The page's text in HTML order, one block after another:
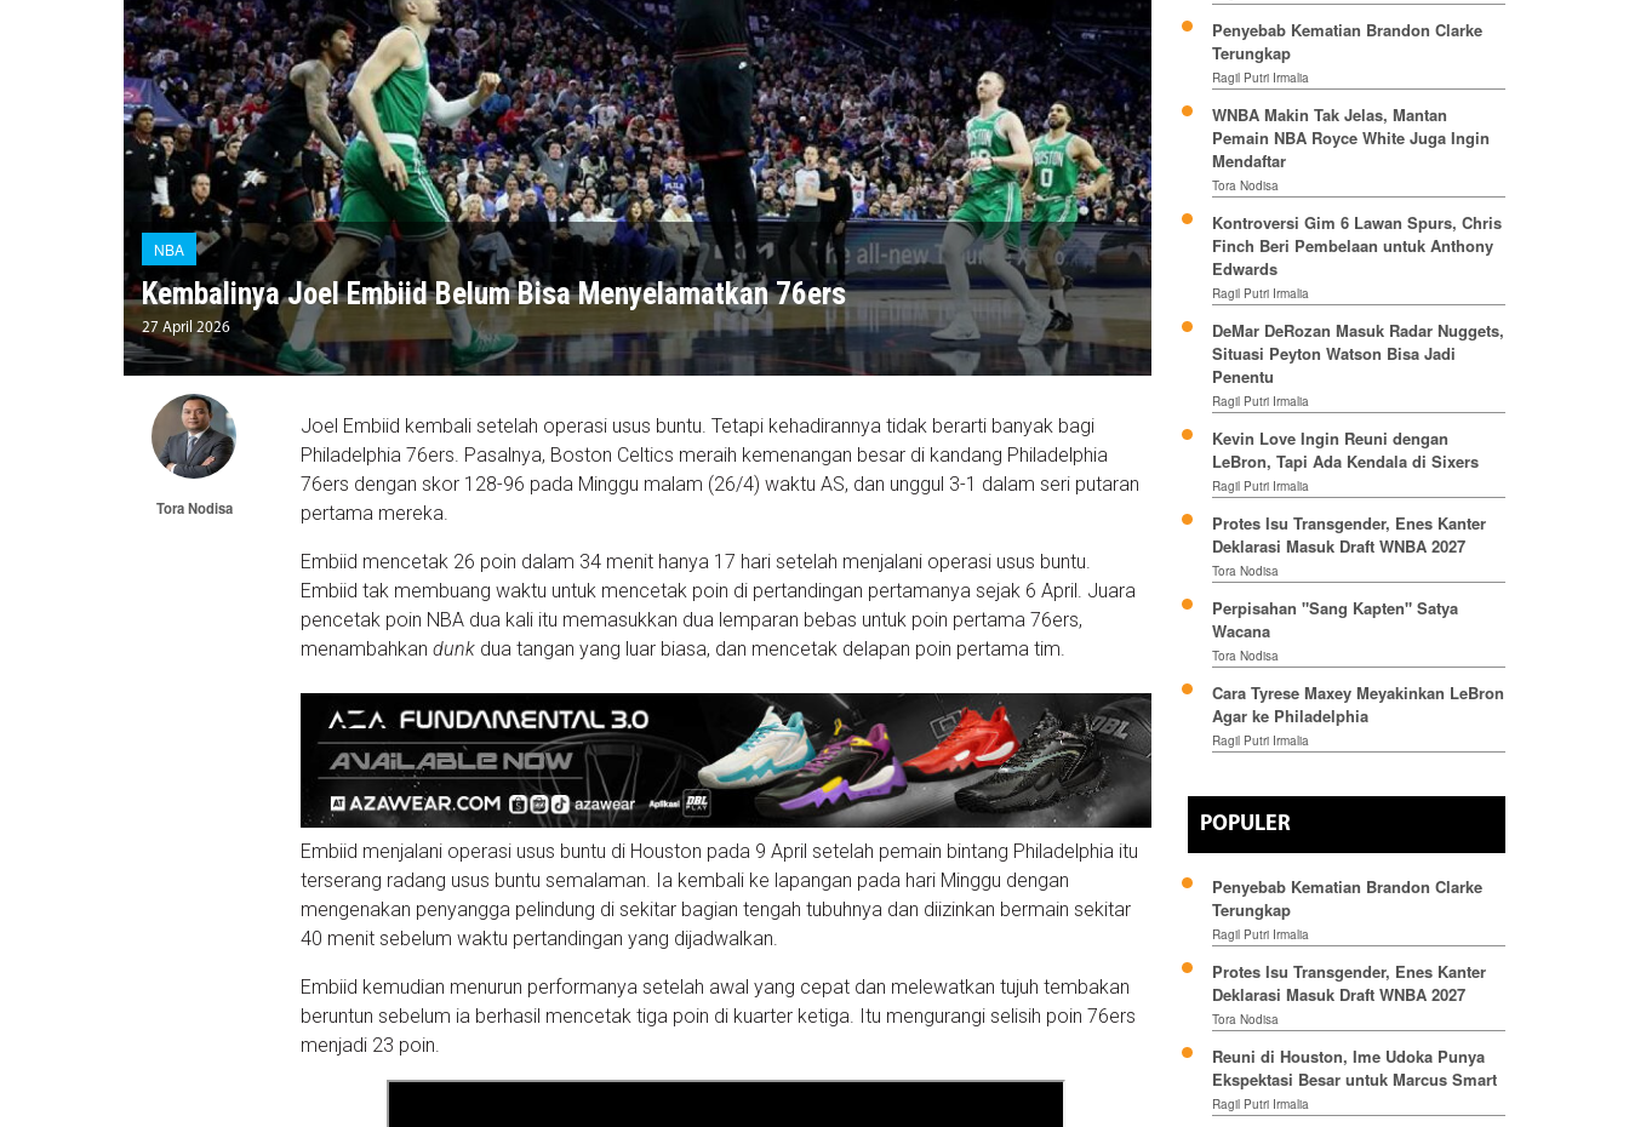
NBA
Kembalinya Joel Embiid Belum Bisa Menyelamatkan 76ers
27 April 2026
Tora Nodisa
Joel Embiid kembali setelah operasi usus buntu. Tetapi kehadirannya tidak berarti banyak bagi
Philadelphia 76ers. Pasalnya, Boston Celtics meraih kemenangan besar di kandang Philadelphia
76ers dengan skor 128-96 pada Minggu malam (26/4) waktu AS, dan unggul 3-1 dalam seri putaran
pertama mereka.
Embiid mencetak 26 poin dalam 34 menit hanya 17 hari setelah menjalani operasi usus buntu.
Embiid tak membuang waktu untuk mencetak poin di pertandingan pertamanya sejak 6 April. Juara
pencetak poin NBA dua kali itu memasukkan dua lemparan bebas untuk poin pertama 76ers,
menambahkandunk dua tangan yang luar biasa, dan mencetak delapan poin pertama tim.
Embiid menjalani operasi usus buntu di Houston pada 9 April setelah pemain bintang Philadelphia itu
terserang radang usus buntu semalaman. Ia kembali ke lapangan pada hari Minggu dengan
mengenakan penyangga pelindung di sekitar bagian tengah tubuhnya dan diizinkan bermain sekitar
40 menit sebelum waktu pertandingan yang dijadwalkan.
Embiid kemudian menurun performanya setelah awal yang cepat dan melewatkan tujuh tembakan
beruntun sebelum ia berhasil mencetak tiga poin di kuarter ketiga. Itu mengurangi selisih poin 76ers
menjadi 23 poin.
Penyebab Kematian Brandon Clarke
Terungkap
Ragil Putri Irmalia
WNBA Makin Tak Jelas, Mantan
Pemain NBA Royce White Juga Ingin
Mendaftar
Tora Nodisa
Kontroversi Gim 6 Lawan Spurs, Chris
Finch Beri Pembelaan untuk Anthony
Edwards
Ragil Putri Irmalia
DeMar DeRozan Masuk Radar Nuggets,
Situasi Peyton Watson Bisa Jadi
Penentu
Ragil Putri Irmalia
Kevin Love Ingin Reuni dengan
LeBron, Tapi Ada Kendala di Sixers
Ragil Putri Irmalia
Protes Isu Transgender, Enes Kanter
Deklarasi Masuk Draft WNBA 2027
Tora Nodisa
Perpisahan "Sang Kapten" Satya
Wacana
Tora Nodisa
Cara Tyrese Maxey Meyakinkan LeBron
Agar ke Philadelphia
Ragil Putri Irmalia
POPULER
Penyebab Kematian Brandon Clarke
Terungkap
Ragil Putri Irmalia
Protes Isu Transgender, Enes Kanter
Deklarasi Masuk Draft WNBA 2027
Tora Nodisa
Reuni di Houston, Ime Udoka Punya
Ekspektasi Besar untuk Marcus Smart
Ragil Putri Irmalia